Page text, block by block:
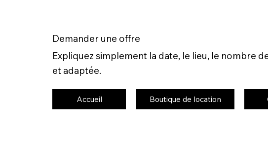
Demander une offre
Expliquez simplement la date, le lieu, le nombre
et adaptée.
Accueil Boutique de location